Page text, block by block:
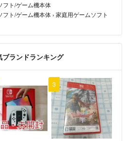
フト/ゲーム機本体
フト/ゲーム機本体 › 家庭用ゲームソフト
ランドランキング
3